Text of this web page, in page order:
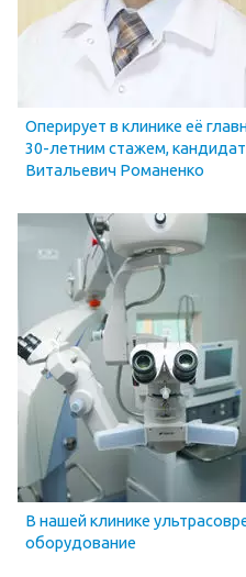
Оперирует в клинике её
30-летним стажем,
Витальевич Романенко
В нашей клинике
оборудование